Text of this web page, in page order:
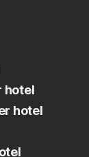
hotel
hotel